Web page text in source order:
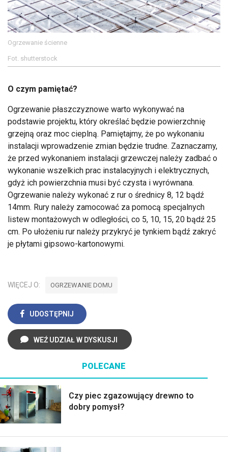
Ogrzewanie ścienne
Fot. shutterstock
O czym pamiętać?
Ogrzewanie płaszczyznowe warto wykonywać na
podstawie projektu, który określać będzie powierzchnię
grzejną oraz moc cieplną. Pamiętajmy, że po wykonaniu
instalacji wprowadzenie zmian będzie trudne. Zaznaczamy,
że przed wykonaniem instalacji grzewczej należy zadbać o
wykonanie wszelkich prac instalacyjnych i elektrycznych,
gdyż ich powierzchnia musi być czysta i wyrównana.
Ogrzewanie należy wykonać z rur o średnicy 8, 12 bądź
14mm. Rury należy zamocować za pomocą specjalnych
listew montażowych w odległości, co 5, 10, 15, 20 bądź 25
cm. Po ułożeniu rur należy przykryć je tynkiem bądź zakryć
je płytami gipsowo-kartonowymi.
WIĘCEJ O: OGRZEWANIE DOMU
UDOSTĘPNIJ
WEŹ UDZIAŁ W DYSKUSJI
POLECANE
Czy piec zgazowujący drewno to
dobry pomysł?